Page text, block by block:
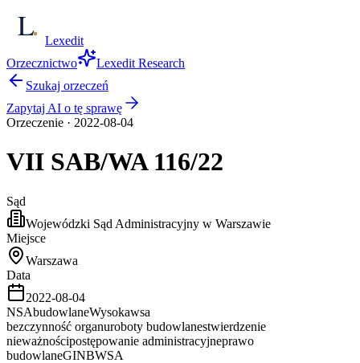
Lexedit
Orzecznictwo
Lexedit Research
Szukaj orzeczeń
Zapytaj AI o tę sprawę
Orzeczenie · 2022-08-04
VII SAB/WA 116/22
Sąd
Wojewódzki Sąd Administracyjny w Warszawie
Miejsce
Warszawa
Data
2022-08-04
NSAbudowlaneWysokawsa
bezczynność organuroboty budowlanestwierdzenie
nieważnościpostępowanie administracyjneprawo
budowlaneGINBWSA